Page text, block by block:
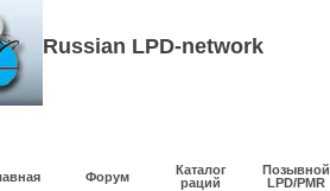
Russian LPD-network
Форум
Каталог
раций
Позывной
LPD/PMR